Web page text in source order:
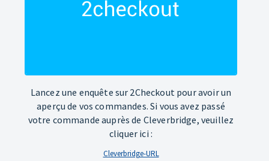
Lancez une enquête sur 2Checkout pour avoir un
aperçu de vos commandes. Si vous avez passé
votre commande auprès de Cleverbridge, veuillez
cliquer ici :
Cleverbridge-URL